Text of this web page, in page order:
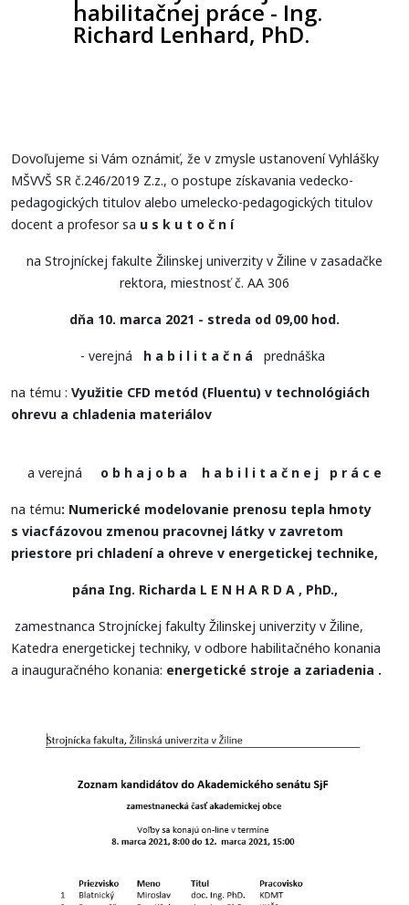
habilitačnej práce - Ing.
Richard Lenhard, PhD.
Dovoľujeme si Vám oznámiť, že v zmysle ustanovení Vyhlášky
MŠVVŠ SR č.246/2019 Z.z., o postupe získavania vedecko-
pedagogických titulov alebo umelecko-pedagogických titulov
docent a profesor sa u s k u t o č n í
na Strojníckej fakulte Žilinskej univerzity v Žiline v zasadačke
rektora, miestnosť č. AA 306
dňa 10. marca 2021 - streda od 09,00 hod.
- verejná h a b i l i t a č n á prednáška
na tému : Využitie CFD metód (Fluentu) v technológiách
ohrevu a chladenia materiálov
a verejná o b h a j o b a h a b i l i t a č n e j p r á c e
na tému: Numerické modelovanie prenosu tepla hmoty
s viacfázovou zmenou pracovnej látky v zavretom
priestore pri chladení a ohreve v energetickej technike,
pána Ing. Richarda L E N H A R D A , PhD.,
zamestnanca Strojníckej fakulty Žilinskej univerzity v Žiline,
Katedra energetickej techniky, v odbore habilitačného konania
a inauguračného konania: energetické stroje a zariadenia .